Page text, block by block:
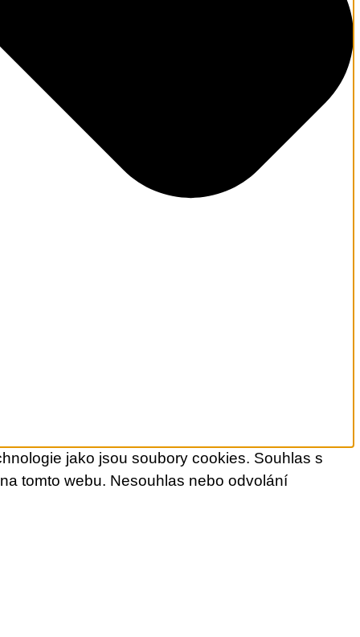
jako jsou soubory cookies. Souhlas s
tomto webu. Nesouhlas nebo odvolání